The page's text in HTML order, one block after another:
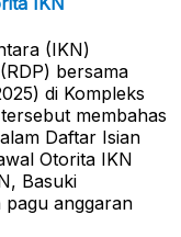
(IKN)
bersama
di Kompleks
membahas
Daftar Isian
Otorita IKN
Basuki
pagu anggaran